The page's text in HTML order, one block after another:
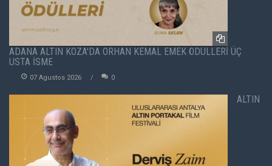
ADANA ALTIN KOZA'DA ORHAN KEMAL EMEK ÖDÜLLERİ ÜÇ
USTA İSME
07 Agustos 2026 0
ALTIN